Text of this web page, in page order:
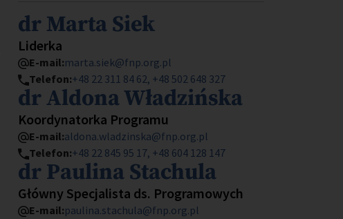
Imię i nazwisko
dr Marta Siek
Stanowisko
Liderka
E-mail:marta.siek@fnp.org.pl
Telefon:+48 22 311 84 62, +48 502 648 327
Imię i nazwisko
dr Aldona Władzińska
Stanowisko
Koordynatorka Programu
E-mail:aldona.wladzinska@fnp.org.pl
Telefon:+48 22 845 95 17, +48 604 128 147
Imię i nazwisko
dr Paulina Stachula
Stanowisko
Główny Specjalista ds. Programowych
E-mail:paulina.stachula@fnp.org.pl